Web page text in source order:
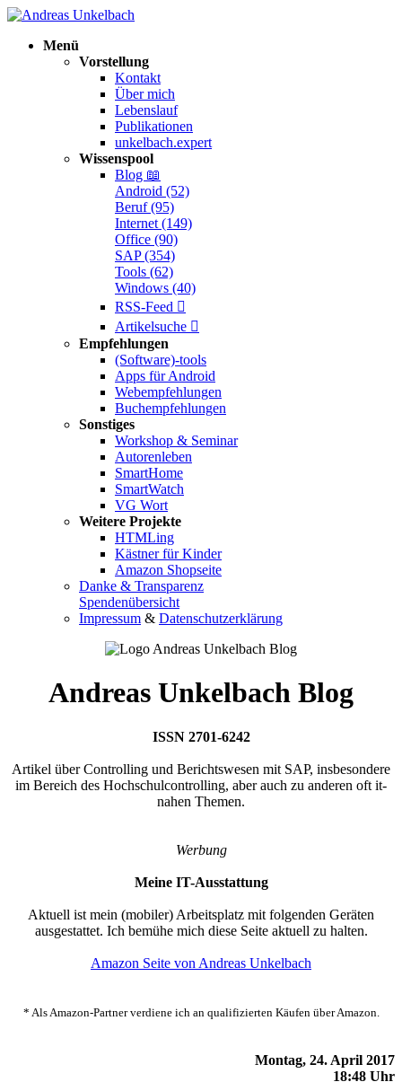
Menü
Vorstellung
Kontakt
Über mich
Lebenslauf
Publikationen
unkelbach.expert
Wissenspool
Blog 📖
Android (52)
Beruf (95)
Internet (149)
Office (90)
SAP (354)
Tools (62)
Windows (40)
RSS-Feed 
Artikelsuche 
Empfehlungen
(Software)-tools
Apps für Android
Webempfehlungen
Buchempfehlungen
Sonstiges
Workshop & Seminar
Autorenleben
SmartHome
SmartWatch
VG Wort
Weitere Projekte
HTMLing
Kästner für Kinder
Amazon Shopseite
Danke & Transparenz
Spendenübersicht
Impressum & Datenschutzerklärung
Andreas Unkelbach Blog
ISSN 2701-6242
Artikel über Controlling und Berichtswesen mit SAP, insbesondere
im Bereich des Hochschulcontrolling, aber auch zu anderen oft it-
nahen Themen.
Werbung
Meine IT-Ausstattung
Aktuell ist mein (mobiler) Arbeitsplatz mit folgenden Geräten
ausgestattet. Ich bemühe mich diese Seite aktuell zu halten.
Amazon Seite von Andreas Unkelbach
* Als Amazon-Partner verdiene ich an qualifizierten Käufen über Amazon.
Montag, 24. April 2017
18:48 Uhr